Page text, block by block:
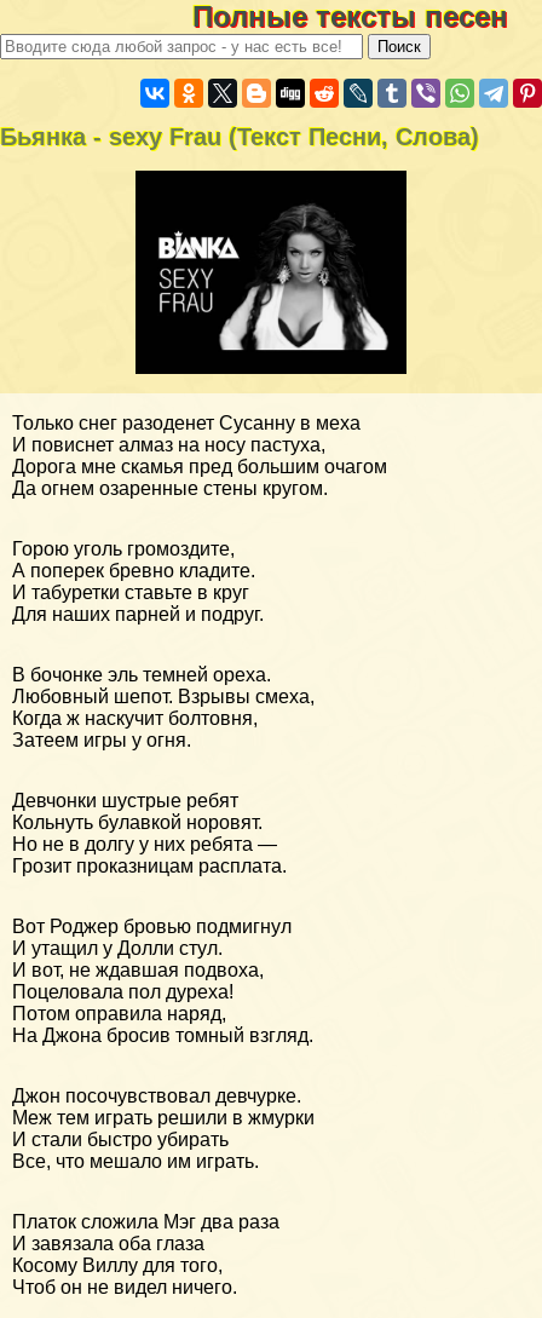
Полные тексты песен
Бьянка - sехy Frau (Текст Песни, Слова)
Только снег разоденет Сусанну в меха
И повиснет алмаз на носу пастуха,
Дорога мне скамья пред большим очагом
Да огнем озаренные стены кругом.
Горою уголь громоздите,
А поперек бревно кладите.
И табуретки ставьте в круг
Для наших парней и подруг.
В бочонке эль темней ореха.
Любовный шепот. Взрывы смеха,
Когда ж наскучит болтовня,
Затеем игры у огня.
Девчонки шустрые ребят
Кольнуть булавкой норовят.
Но не в долгу у них ребята —
Грозит проказницам расплата.
Вот Роджер бровью подмигнул
И утащил у Долли стул.
И вот, не ждавшая подвоха,
Поцеловала пол дуреха!
Потом оправила наряд,
На Джона бросив томный взгляд.
Джон посочувствовал девчурке.
Меж тем играть решили в жмурки
И стали быстро убирать
Все, что мешало им играть.
Платок сложила Мэг два раза
И завязала оба глаза
Косому Виллу для того,
Чтоб он не видел ничего.